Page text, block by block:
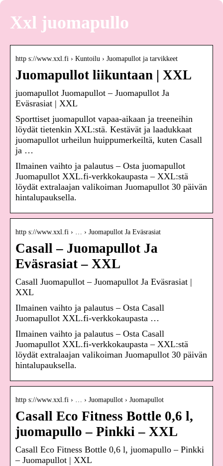
Xxl juomapullo
http s://www.xxl.fi › Kuntoilu › Juomapullot ja tarvikkeet
Juomapullot liikuntaan | XXL
juomapullot Juomapullot – Juomapullot Ja
Eväsrasiat | XXL
Sporttiset juomapullot vapaa-aikaan ja treeneihin
löydät tietenkin XXL:stä. Kestävät ja laadukkaat
juomapullot urheilun huippumerkeiltä, kuten Casall
ja …
Ilmainen vaihto ja palautus – Osta juomapullot
Juomapullot XXL.fi-verkkokaupasta – XXL:stä
löydät extralaajan valikoiman Juomapullot 30 päivän
hintalupauksella.
http s://www.xxl.fi › … › Juomapullot Ja Eväsrasiat
Casall – Juomapullot Ja
Eväsrasiat – XXL
Casall Juomapullot – Juomapullot Ja Eväsrasiat |
XXL
Ilmainen vaihto ja palautus – Osta Casall
Juomapullot XXL.fi-verkkokaupasta …
Ilmainen vaihto ja palautus – Osta Casall
Juomapullot XXL.fi-verkkokaupasta – XXL:stä
löydät extralaajan valikoiman Juomapullot 30 päivän
hintalupauksella.
http s://www.xxl.fi › … › Juomapullot › Juomapullot
Casall Eco Fitness Bottle 0,6 l,
juomapullo – Pinkki – XXL
Casall Eco Fitness Bottle 0,6 l, juomapullo – Pinkki
– Juomapullot | XXL